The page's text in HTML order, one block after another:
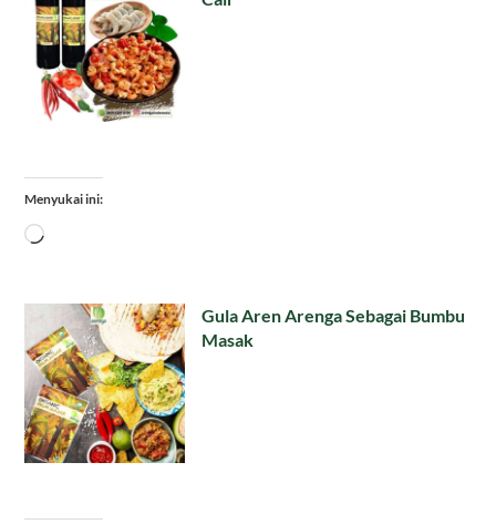
Menyukai ini:
Memuat...
Gula Aren Arenga Sebagai Bumbu
Masak